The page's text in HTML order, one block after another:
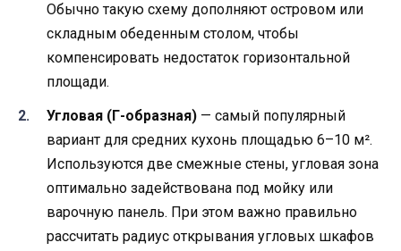
Обычно такую схему дополняют островом или
складным обеденным столом, чтобы
компенсировать недостаток горизонтальной
площади.
Угловая (Г-образная) — самый популярный
вариант для средних кухонь площадью 6–10 м².
Используются две смежные стены, угловая зона
оптимально задействована под мойку или
варочную панель. При этом важно правильно
рассчитать радиус открывания угловых шкафов